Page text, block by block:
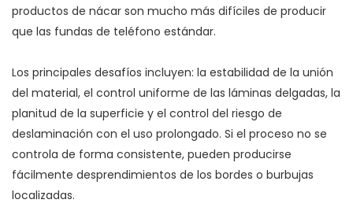
productos de nácar son mucho más difíciles de producir
que las fundas de teléfono estándar.
Los principales desafíos incluyen: la estabilidad de la unión
del material, el control uniforme de las láminas delgadas, la
planitud de la superficie y el control del riesgo de
deslaminación con el uso prolongado. Si el proceso no se
controla de forma consistente, pueden producirse
fácilmente desprendimientos de los bordes o burbujas
localizadas.